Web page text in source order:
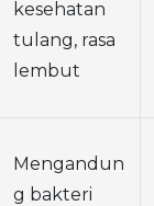
kesehatan
tulang, rasa
lembut
Mengandun
g bakteri